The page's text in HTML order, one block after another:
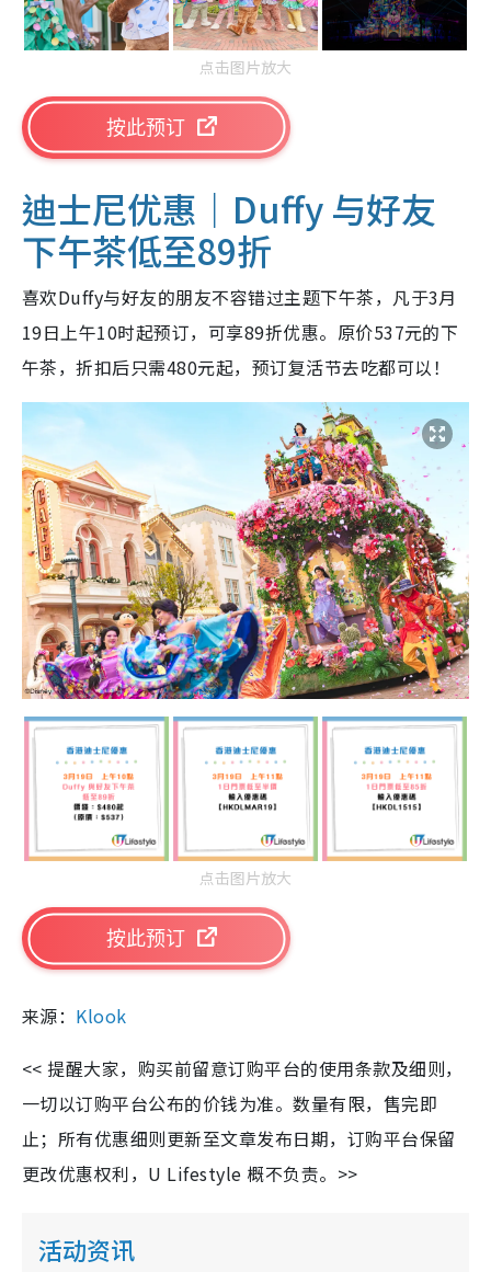
点击图片放大
按此预订
迪士尼优惠｜Duffy 与好友
下午茶低至89折
喜欢Duffy与好友的朋友不容错过主题下午茶，凡于3月
19日上午10时起预订，可享89折优惠。原价537元的下
午茶，折扣后只需480元起，预订复活节去吃都可以！
点击图片放大
按此预订
来源： Klook
<< 提醒大家，购买前留意订购平台的使用条款及细则，
一切以订购平台公布的价钱为准。数量有限，售完即
止；所有优惠细则更新至文章发布日期，订购平台保留
更改优惠权利，U Lifestyle 概不负责。>>
活动资讯